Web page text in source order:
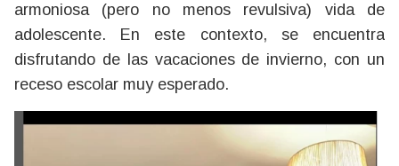
armoniosa (pero no menos revulsiva) vida de
adolescente. En este contexto, se encuentra
disfrutando de las vacaciones de invierno, con un
receso escolar muy esperado.